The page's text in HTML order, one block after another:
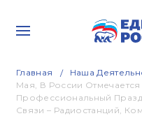
Главная Наша
Мая, В России Отмечается
Профессиональный
Связи – Радиостанций,